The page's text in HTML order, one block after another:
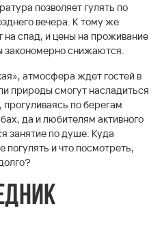
позволяет гулять по
вечера. К тому же
на спад, и цены на проживание
закономерно снижаются.
атмосфера ждет гостей в
природы смогут насладиться
по берегам
да и любителям активного
занятие по душе. Куда
погулять и что посмотреть,